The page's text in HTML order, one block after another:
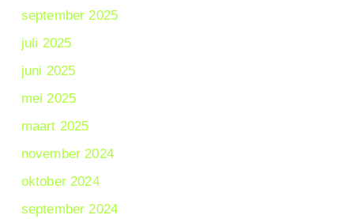
september 2025
juli 2025
juni 2025
mei 2025
maart 2025
november 2024
oktober 2024
september 2024